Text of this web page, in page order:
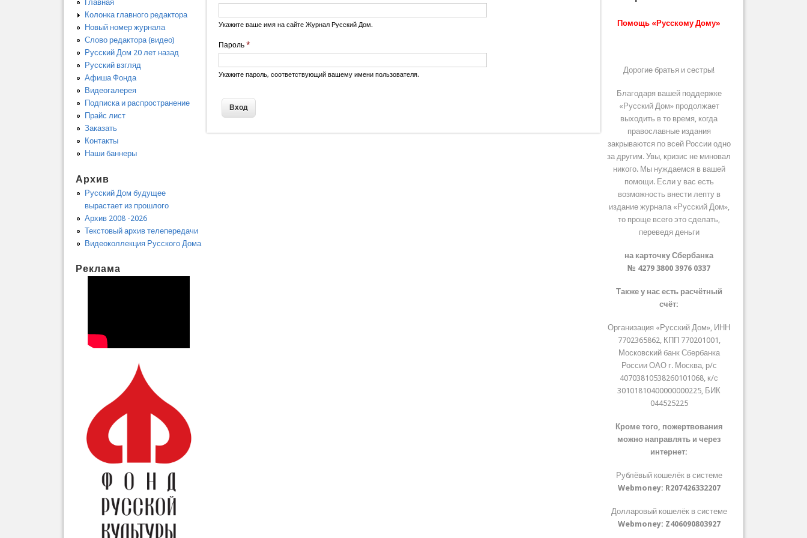
Укажите ваше имя на сайте Журнал Русский Дом.
Пароль*
Укажите пароль, соответствующий вашему имени пользователя.
Главная
Колонка главного редактора
Новый номер журнала
Слово редактора (видео)
Русский Дом 20 лет назад
Русский взгляд
Афиша Фонда
Видеогалерея
Подписка и распространение
Прайс лист
Заказать
Контакты
Наши баннеры
Архив
Русский Дом будущее
вырастает из прошлого
Архив 2008 -2026
Текстовый архив телепередачи
Видеоколлекция Русского Дома
Реклама
Помощь «Русскому Дому»
Дорогие братья и сестры!
Благодаря вашей поддержке
«Русский Дом» продолжает
выходить в то время, когда
православные издания
закрываются по всей России одно
за другим. Увы, кризис не миновал
никого. Мы нуждаемся в вашей
помощи. Если у вас есть
возможность внести лепту в
издание журнала «Русский Дом»,
то проще всего это сделать,
переведя деньги
на карточку Сбербанка
№ 4279 3800 3976 0337
Также у нас есть расчётный
счёт:
Организация «Русский Дом», ИНН
7702365862, КПП 770201001,
Московский банк Сбербанка
России ОАО г. Москва, р/с
40703810538260101068, к/с
30101810400000000225, БИК
044525225
Кроме того, пожертвования
можно направлять и через
интернет:
Рублёвый кошелёк в системе
Webmoney: R207426332207
Долларовый кошелёк в системе
Webmoney: Z406090803927